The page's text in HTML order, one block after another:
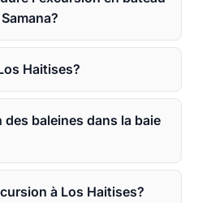
Haitises?
baleines dans la baie
à Los Haitises?